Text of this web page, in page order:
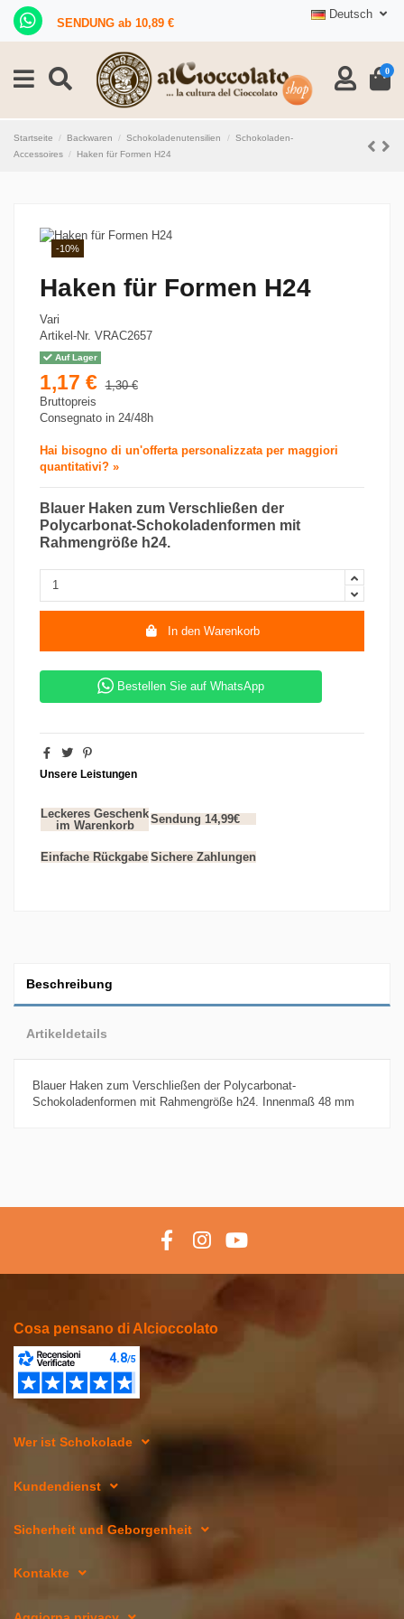
SENDUNG ab 10,89 €
Deutsch
0
Startseite Backwaren Schokoladenutensilien
Schokoladen-
Accessoires
Haken für Formen H24
-10%
Haken für Formen H24
Vari
Artikel-Nr. VRAC2657
Auf Lager
1,17 € 1,30 €
Bruttopreis
Consegnato in 24/48h
Hai bisogno di un'offerta personalizzata per maggiori
quantitativi? »
Blauer Haken zum Verschließen der
Polycarbonat-Schokoladenformen mit
Rahmengröße h24.
In den Warenkorb
Bestellen Sie auf WhatsApp
Unsere Leistungen
Leckeres Geschenk
im Warenkorb
Sendung 14,99€
Einfache Rückgabe Sichere Zahlungen
Beschreibung
Artikeldetails
Blauer Haken zum Verschließen der Polycarbonat-
Schokoladenformen mit Rahmengröße h24. Innenmaß 48 mm
Cosa pensano di Alcioccolato
Wer ist Schokolade
Kundendienst
Sicherheit und Geborgenheit
Kontakte